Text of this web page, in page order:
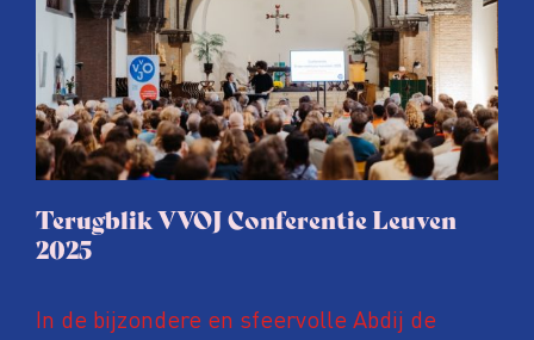
Terugblik VVOJ Conferentie Leuven
2025
In de bijzondere en sfeervolle Abdij de